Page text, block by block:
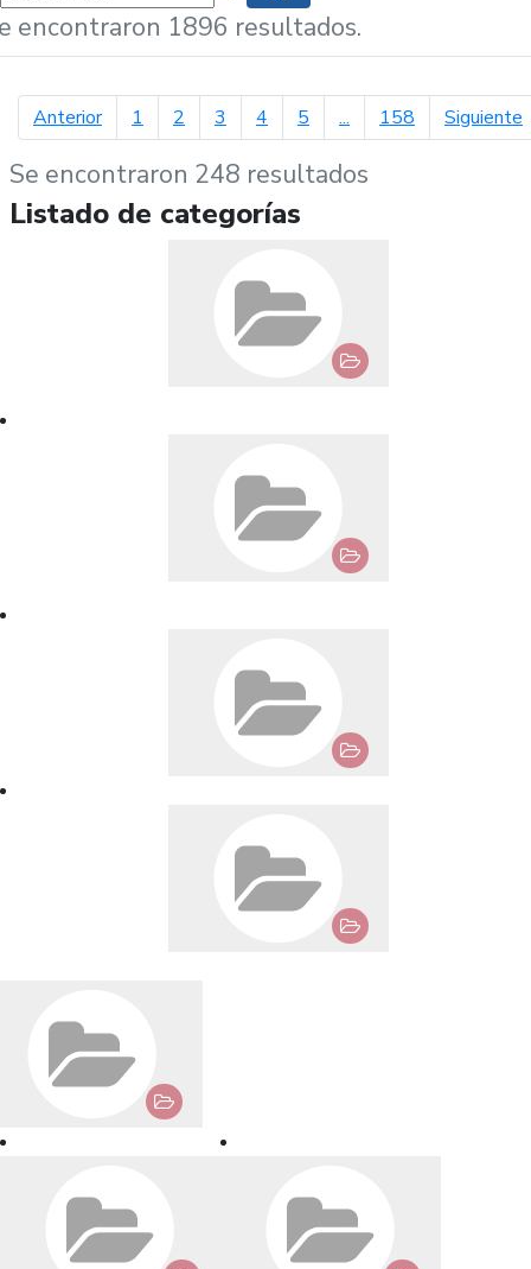
encontraron 1896 resultados.
Anteriorpágina anterior
1 2 3 4 5 ... 158 Siguiente
Se encontraron 248 resultados
Listado de categorías